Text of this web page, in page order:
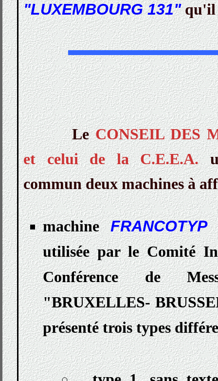
"LUXEMBOURG 131"qu'il
LeCONSEIL DES
et celui de la C.E.E.A.
commun deux machines à
machine
utilisée par le Comité
Conférence de
"BRUXELLES-
présenté trois types